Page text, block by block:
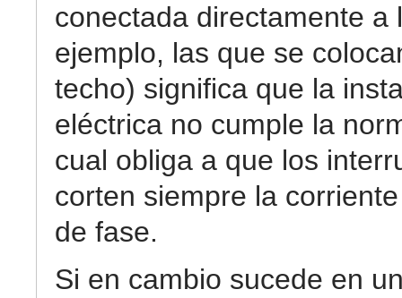
conectada directamente a
ejemplo, las que se
techo) significa que la
eléctrica no cumple la
cual obliga a que los
corten siempre la
de fase.
Si en cambio sucede en